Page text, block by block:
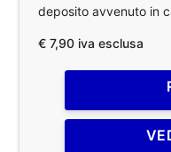
deposito avvenuto in
€ 7,90 iva esclusa